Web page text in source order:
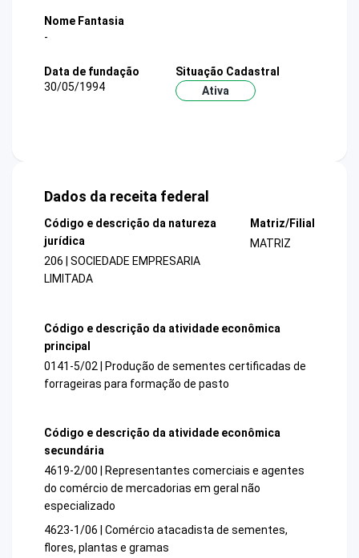
Nome Fantasia
-
Data de fundação
30/05/1994
Situação Cadastral
Ativa
Dados da receita federal
Código e descrição da natureza
jurídica
206 | SOCIEDADE EMPRESARIA
LIMITADA
Matriz/Filial
MATRIZ
Código e descrição da atividade econômica
principal
0141-5/02 | Produção de sementes certificadas de
forrageiras para formação de pasto
Código e descrição da atividade econômica
secundária
4619-2/00 | Representantes comerciais e agentes
do comércio de mercadorias em geral não
especializado
4623-1/06 | Comércio atacadista de sementes,
flores, plantas e gramas